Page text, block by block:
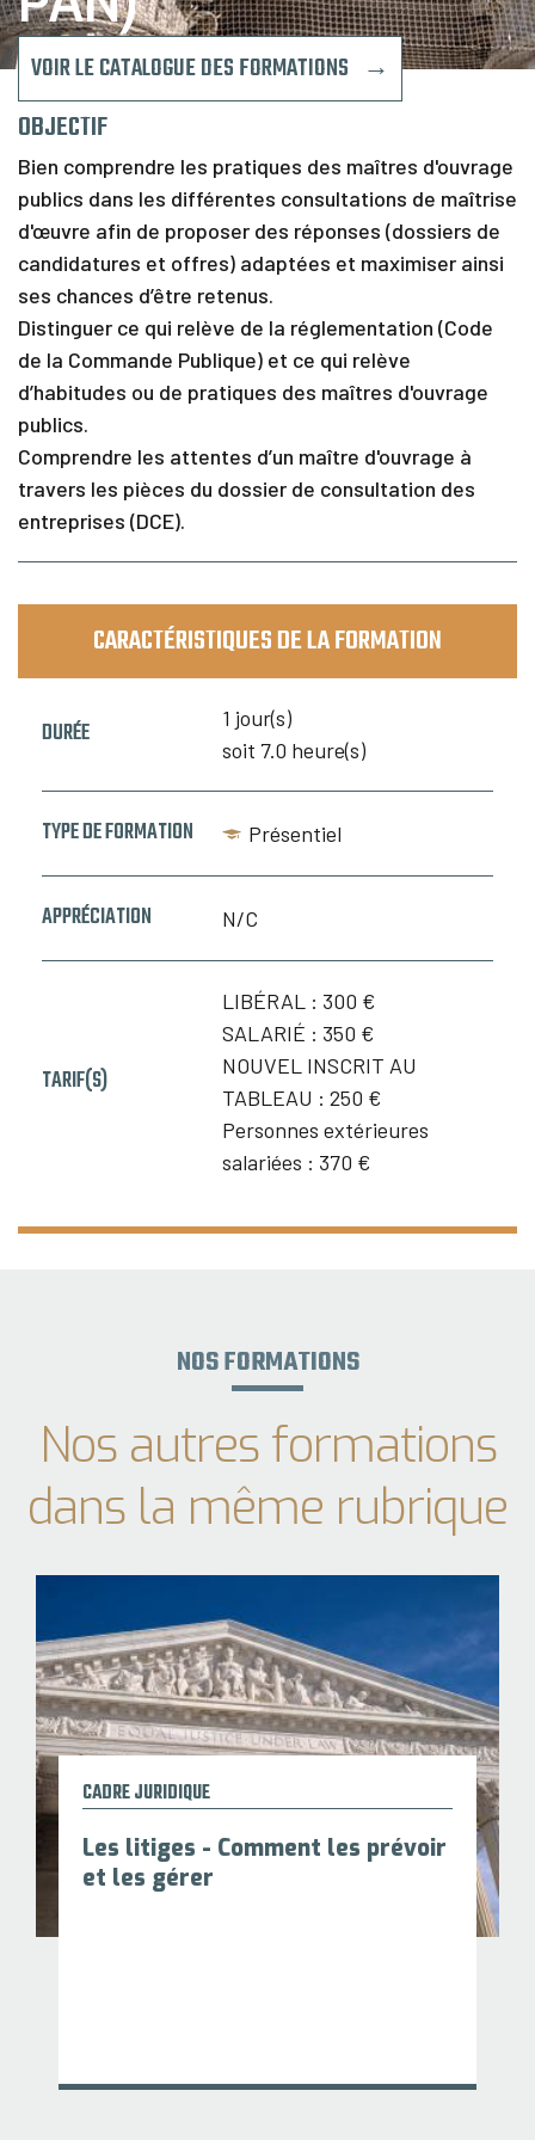
VOIR LE CATALOGUE DES FORMATIONS →
C
a
l
n
d
e
F
a
n
e
m
e
n
t
n
o
C
OBJECTIF
Bien comprendre les pratiques des maîtres d'ouvrage
publics dans les différentes consultations de maîtrise
d'œuvre afin de proposer des réponses (dossiers de
candidatures et offres) adaptées et maximiser ainsi
ses chances d’être retenus.
Distinguer ce qui relève de la réglementation (Code
de la Commande Publique) et ce qui relève
d’habitudes ou de pratiques des maîtres d'ouvrage
publics.
Comprendre les attentes d’un maître d'ouvrage à
travers les pièces du dossier de consultation des
entreprises (DCE).
CARACTÉRISTIQUES DE LA FORMATION
DURÉE
1 jour(s)
soit 7.0 heure(s)
TYPE DE FORMATION Présentiel
APPRÉCIATION N/C
TARIF(S)
LIBÉRAL : 300 €
SALARIÉ : 350 €
NOUVEL INSCRIT AU
TABLEAU :250 €
Personnes extérieures
salariées : 370 €
NOS FORMATIONS
Nos autres formations
dans la même rubrique
CADRE JURIDIQUE
Les litiges - Comment les prévoir
et les gérer